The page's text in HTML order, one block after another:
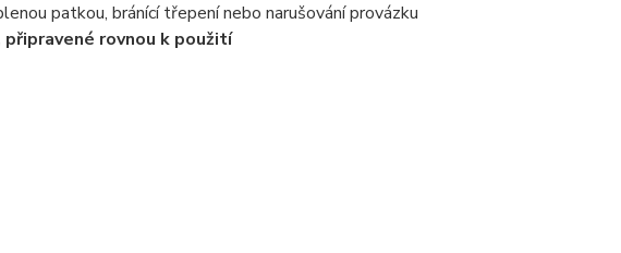
patkou, bránící třepení nebo narušování provázku
připravené rovnou k použití